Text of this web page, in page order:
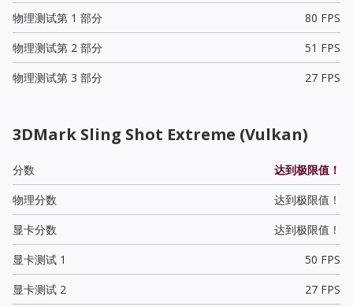
物理测试第 1 部分
80 FPS
物理测试第 2 部分
51 FPS
物理测试第 3 部分
27 FPS
3DMark Sling Shot Extreme (Vulkan)
分数
达到极限值！
物理分数
达到极限值！
显卡分数
达到极限值！
显卡测试 1
50 FPS
显卡测试 2
27 FPS